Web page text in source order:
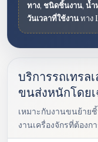
ทาง, ชนิดชิ้นงาน, น้ำ
วันเวลาที่ใช้งานทาง
บริการรถเทรล
ขนส่งหนักโดย
เหมาะกับงานขนย้าย
งานเครื่องจักรที่ต้องก